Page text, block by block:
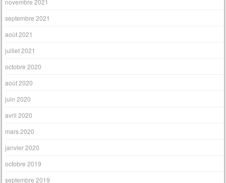
novembre 2021
septembre 2021
août 2021
juillet 2021
octobre 2020
août 2020
juin 2020
avril 2020
mars 2020
janvier 2020
octobre 2019
septembre 2019